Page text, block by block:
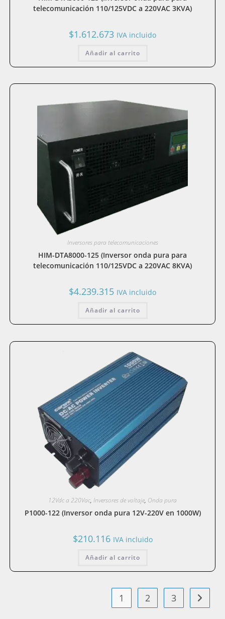
telecomunicación 110/125VDC a 220VAC 3KVA)
$1.612.673 IVA incluido
Añadir al carrito
Inversores para telecomunicaciones
HIM-DTA8000-125 (Inversor onda pura para
telecomunicación 110/125VDC a 220VAC 8KVA)
$4.239.315 IVA incluido
Añadir al carrito
12Vdc a 220Vac, Inversores de voltaje, Onda pura
P1000-122 (Inversor onda pura 12V-220V en 1000W)
$210.116 IVA incluido
Añadir al carrito
1 2 3